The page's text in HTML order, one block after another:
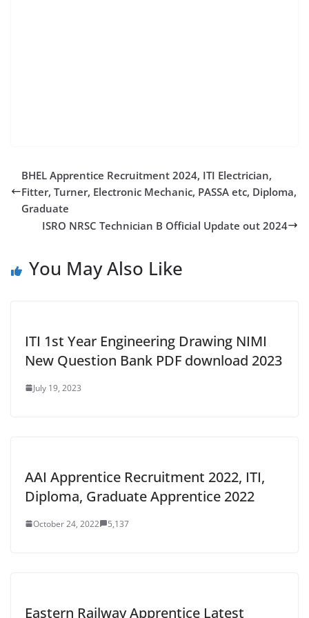
BHEL Apprentice Recruitment 2024, ITI Electrician,
Fitter, Turner, Electronic Mechanic, PASSA etc, Diploma,
Graduate
ISRO NRSC Technician B Official Update out 2024
You May Also Like
ITI 1st Year Engineering Drawing NIMI
New Question Bank PDF download 2023
July 19, 2023
AAI Apprentice Recruitment 2022, ITI,
Diploma, Graduate Apprentice 2022
October 24, 2022 5,137
Eastern Railway Apprentice Latest